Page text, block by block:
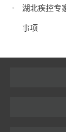
湖北疾控专
事项